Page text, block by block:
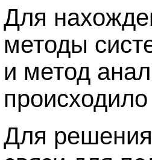
Для
методы
и метод
Для